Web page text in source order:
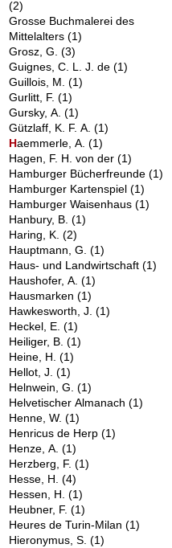
(2)
Grosse Buchmalerei des
Mittelalters(1)
Grosz, G.(3)
Guignes, C. L. J. de(1)
Guillois, M.(1)
Gurlitt, F.(1)
Gursky, A.(1)
Gützlaff, K. F. A.(1)
Haemmerle, A.(1)
Hagen, F. H. von der(1)
Hamburger Bücherfreunde(1)
Hamburger Kartenspiel(1)
Hamburger Waisenhaus(1)
Hanbury, B.(1)
Haring, K.(2)
Hauptmann, G.(1)
Haus- und Landwirtschaft(1)
Haushofer, A.(1)
Hausmarken(1)
Hawkesworth, J.(1)
Heckel, E.(1)
Heiliger, B.(1)
Heine, H.(1)
Hellot, J.(1)
Helnwein, G.(1)
Helvetischer Almanach(1)
Henne, W.(1)
Henricus de Herp(1)
Henze, A.(1)
Herzberg, F.(1)
Hesse, H.(4)
Hessen, H.(1)
Heubner, F.(1)
Heures de Turin-Milan(1)
Hieronymus, S.(1)